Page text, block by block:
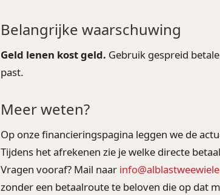
Belangrijke waarschuwing
Geld lenen kost geld. Gebruik gespreid
past.
Meer weten?
Op onze financieringspagina leggen we de
Tijdens het afrekenen zie je welke directe
Vragen vooraf? Mail naar
zonder een betaalroute te beloven die op dat